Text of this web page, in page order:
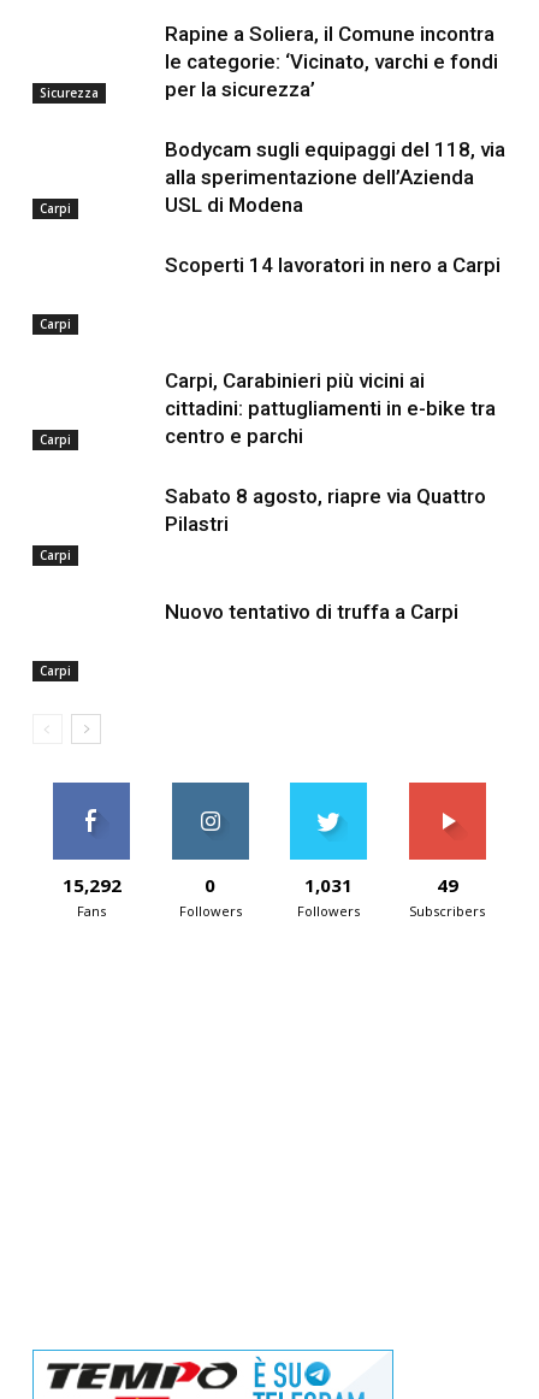
Sicurezza
Rapine a Soliera, il Comune incontra
le categorie: ‘Vicinato, varchi e fondi
per la sicurezza’
Carpi
Bodycam sugli equipaggi del 118, via
alla sperimentazione dell’Azienda
USL di Modena
Carpi
Scoperti 14 lavoratori in nero a Carpi
Carpi
Carpi, Carabinieri più vicini ai
cittadini: pattugliamenti in e-bike tra
centro e parchi
Carpi
Sabato 8 agosto, riapre via Quattro
Pilastri
Carpi
Nuovo tentativo di truffa a Carpi
15,292
Fans
0
Followers
1,031
Followers
49
Subscribers